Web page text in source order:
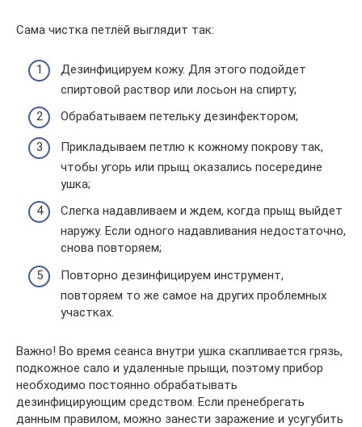
Сама чистка петлёй выглядит так:
Дезинфицируем кожу. Для этого подойдет
спиртовой раствор или лосьон на спирту;
Обрабатываем петельку дезинфектором;
Прикладываем петлю к кожному покрову так,
чтобы угорь или прыщ оказались посередине
ушка;
Слегка надавливаем и ждем, когда прыщ выйдет
наружу. Если одного надавливания недостаточно,
снова повторяем;
Повторно дезинфицируем инструмент,
повторяем то же самое на других проблемных
участках.
Важно! Во время сеанса внутри ушка скапливается грязь,
подкожное сало и удаленные прыщи, поэтому прибор
необходимо постоянно обрабатывать
дезинфицирующим средством. Если пренебрегать
данным правилом, можно занести заражение и усугубить